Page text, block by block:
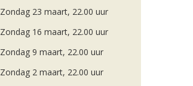
Zondag 23 maart, 22.00 uur
Zondag 16 maart, 22.00 uur
Zondag 9 maart, 22.00 uur
Zondag 2 maart, 22.00 uur